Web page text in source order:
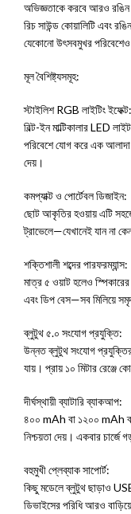
অভিজ্ঞতাকে করবে আরও
রিচ সাউন্ড কোয়ালিটি এবং
যেকোনো উৎসবমুখর পরিবেশেও
মূল বৈশিষ্ট্যসমূহ:
স্টাইলিশ RGB লাইটিং ইফেক্ট:
বিল্ট-ইন মাল্টিকালার LED
পরিবেশে যোগ করে এক আলাদা
দেয়।
কমপ্যাক্ট ও পোর্টেবল ডিজাইন:
ছোট আকৃতির হওয়ায় এটি
ট্রাভেলে—যেখানেই যান না
শক্তিশালী শব্দের পারফরম্যান্স:
মাত্র ৫ ওয়াট হলেও
এবং ডিপ বেস—সব মিলিয়ে
ব্লুটুথ ৫.০ সংযোগ প্রযুক্তি:
উন্নত ব্লুটুথ সংযোগ প্রযুক্তির
যায়। প্রায় ১০ মিটার রেঞ্জে
দীর্ঘস্থায়ী ব্যাটারি ব্যাকআপ:
৪০০ mAh বা ১২০০ mAh
নিশ্চয়তা দেয়। একবার চার্জে
বহুমুখী প্লেব্যাক সাপোর্ট:
কিছু মডেলে ব্লুটুথ ছাড়াও
ডিভাইসের পরিধি আরও